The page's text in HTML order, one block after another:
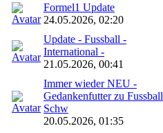
Formel1 Update
24.05.2026, 02:20
Update - Fussball -
International -
21.05.2026, 00:41
Immer wieder NEU -
Gedankenfutter zu Fussball
Schw
20.05.2026, 01:35